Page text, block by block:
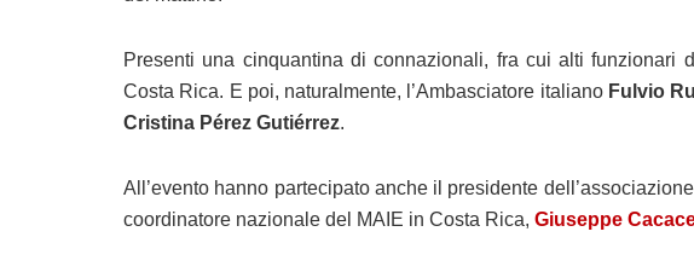
Presenti una cinquantina di connazionali, fra cui alti funzionari
Costa Rica. E poi, naturalmente, l’Ambasciatore italiano Fulvio
Cristina Pérez Gutiérrez.
All’evento hanno partecipato anche il presidente
coordinatore nazionale del MAIE in Costa Rica, Giuseppe